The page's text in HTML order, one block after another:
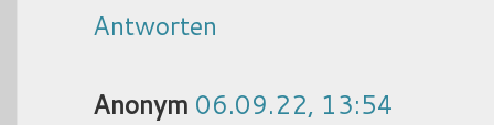
Antworten
Anonym 06.09.22, 13:54